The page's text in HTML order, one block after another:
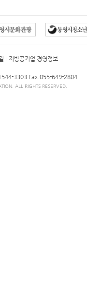
지방공기업 경영정보
3303 Fax.055-649-2804
ALL RIGHTS RESERVED.